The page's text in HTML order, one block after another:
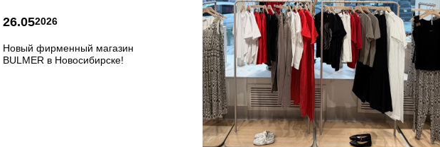
26.052026
Новый фирменный магазин
BULMER в Новосибирске!